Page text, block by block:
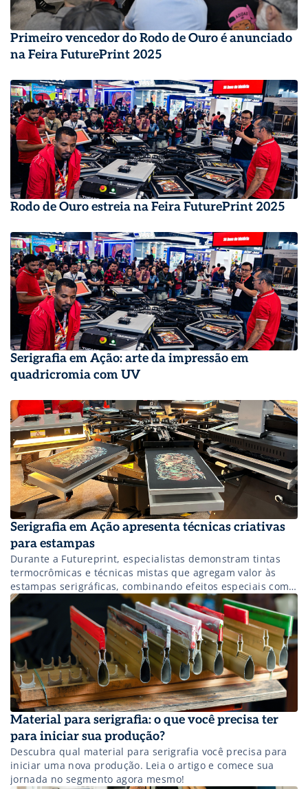
Primeiro vencedor do Rodo de Ouro é anunciado
na Feira FuturePrint 2025
Rodo de Ouro estreia na Feira FuturePrint 2025
Serigrafia em Ação: arte da impressão em
quadricromia com UV
Serigrafia em Ação apresenta técnicas criativas
para estampas
Durante a Futureprint, especialistas demonstram tintas
termocrômicas e técnicas mistas que agregam valor às
estampas serigráficas, combinando efeitos especiais como
relevo.
Material para serigrafia: o que você precisa ter
para iniciar sua produção?
Descubra qual material para serigrafia você precisa para
iniciar uma nova produção. Leia o artigo e comece sua
jornada no segmento agora mesmo!